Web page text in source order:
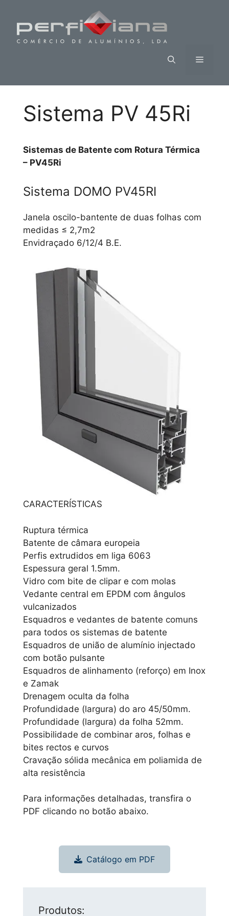
conteúdo
Menu
Sistema PV 45Ri
Sistemas de Batente com Rotura Térmica
– PV45Ri
Sistema DOMO PV45RI
Janela oscilo-bantente de duas folhas com
medidas ≤ 2,7m2
Envidraçado 6/12/4 B.E.
CARACTERÍSTICAS
Ruptura térmica
Batente de câmara europeia
Perfis extrudidos em liga 6063
Espessura geral 1.5mm.
Vidro com bite de clipar e com molas
Vedante central em EPDM com ângulos
vulcanizados
Esquadros e vedantes de batente comuns
para todos os sistemas de batente
Esquadros de união de alumínio injectado
com botão pulsante
Esquadros de alinhamento (reforço) em Inox
e Zamak
Drenagem oculta da folha
Profundidade (largura) do aro 45/50mm.
Profundidade (largura) da folha 52mm.
Possibilidade de combinar aros, folhas e
bites rectos e curvos
Cravação sólida mecânica em poliamida de
alta resistência
Para informações detalhadas, transfira o
PDF clicando no botão abaixo.
Catálogo em PDF
Produtos: